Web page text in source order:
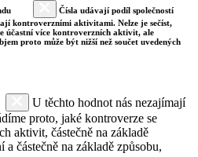
Čísla udávají podíl společností
kontroverzními aktivitami. Nelze je sečíst,
účastní více kontroverzních aktivit, ale
proto může být nižší než součet uvedených
U těchto hodnot nás nezajímají
proto, jaké kontroverze se
aktivit, částečně na základě
částečně na základě způsobu,